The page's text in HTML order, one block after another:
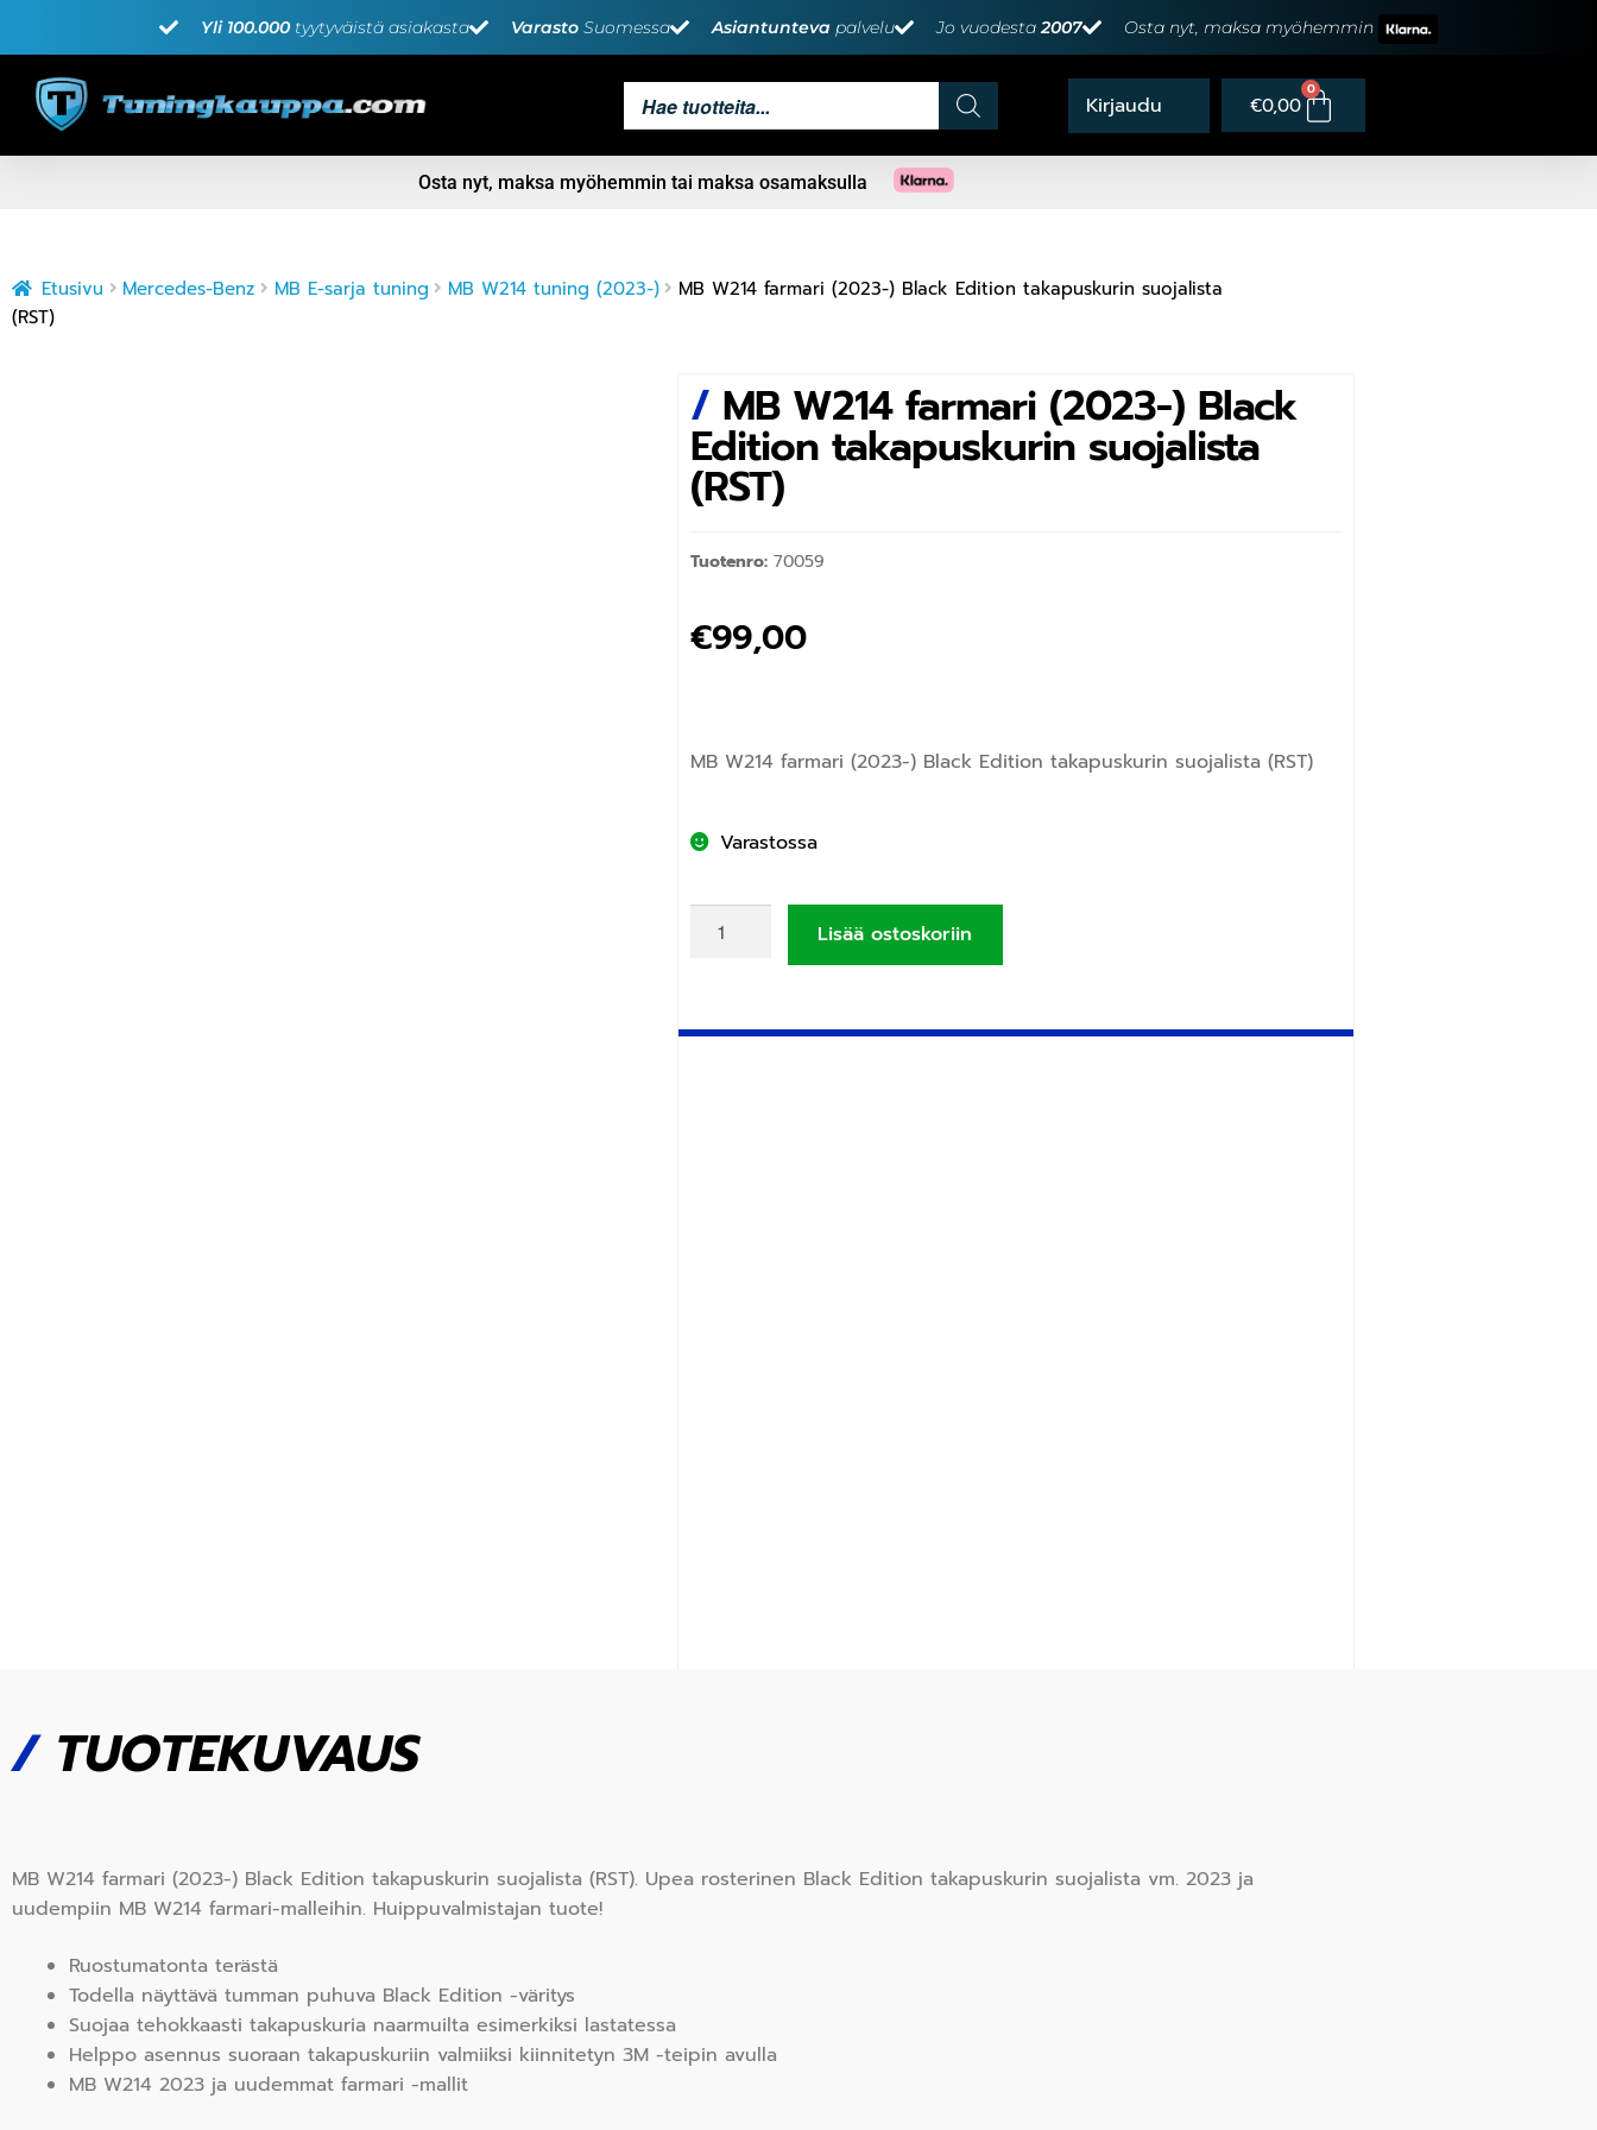
Yli 100.000 tyytyväistä asiakasta Varasto Suomessa Asiantunteva palvelu Jo vuodesta2007 Osta nyt, maksa myöhemmin
€0,00
0
Osta nyt, maksa myöhemmin tai maksa osamaksulla
Etusivu Mercedes-Benz MB E-sarja tuning MB W214 tuning (2023-)
MB W214 farmari (2023-) Black Edition takapuskurin suojalista
(RST)
/ MB W214 farmari (2023-) Black
Edition takapuskurin suojalista
(RST)
Tuotenro: 70059
€99,00
MB W214 farmari (2023-) Black Edition takapuskurin suojalista (RST)
Varastossa
Lisää ostoskoriin
/TUOTEKUVAUS
MB W214 farmari (2023-) Black Edition takapuskurin suojalista (RST). Upea rosterinen Black Edition takapuskurin suojalista vm. 2023 ja
uudempiin MB W214 farmari-malleihin. Huippuvalmistajan tuote!
Ruostumatonta terästä
Todella näyttävä tumman puhuva Black Edition -väritys
Suojaa tehokkaasti takapuskuria naarmuilta esimerkiksi lastatessa
Helppo asennus suoraan takapuskuriin valmiiksi kiinnitetyn 3M -teipin avulla
MB W214 2023 ja uudemmat farmari -mallit